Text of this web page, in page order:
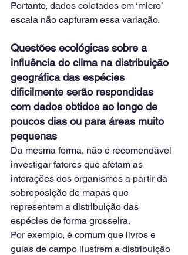
Portanto, dados coletados em ‘micro’
escala não capturam essa variação.
Questões ecológicas sobre a
influência do clima na distribuição
geográfica das espécies
dificilmente serão respondidas
com dados obtidos ao longo de
poucos dias ou para áreas muito
pequenas
Da mesma forma, não é recomendável
investigar fatores que afetam as
interações dos organismos a partir da
sobreposição de mapas que
representem a distribuição das
espécies de forma grosseira.
Por exemplo, é comum que livros e
guias de campo ilustrem a distribuição